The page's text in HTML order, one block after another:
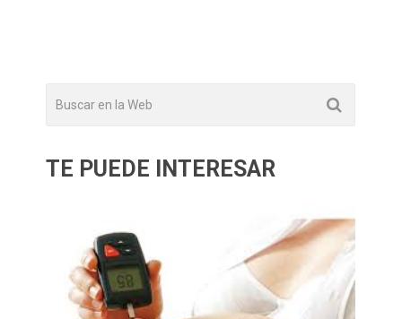
TE PUEDE INTERESAR